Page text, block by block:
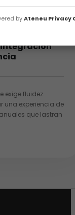
integración
exige fluidez.
una experiencia de
que lastran
byAteneu Privacy